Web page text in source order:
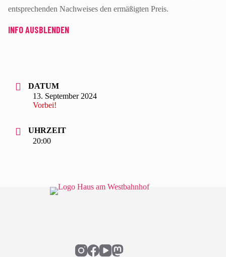
entsprechenden Nachweises den ermäßigten Preis.
INFO AUSBLENDEN
DATUM
13. September 2024
Vorbei!
UHRZEIT
20:00